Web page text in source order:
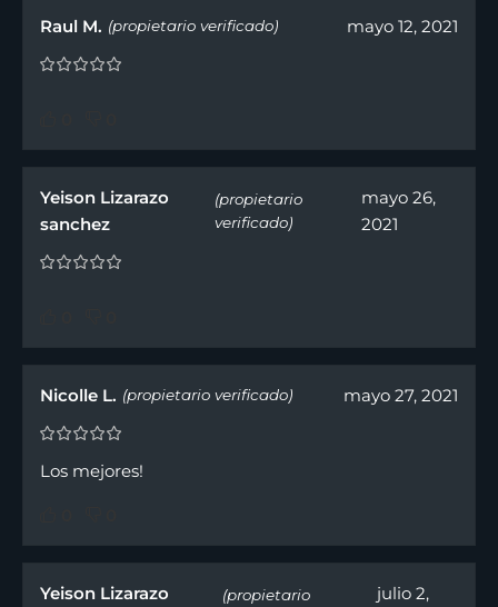
Raul M. (propietario verificado) mayo 12, 2021
Yeison Lizarazo
sanchez
(propietario
verificado)
mayo 26,
2021
Nicolle L. (propietario verificado) mayo 27, 2021
Los mejores!
Yeison Lizarazo
(propietario
julio 2,